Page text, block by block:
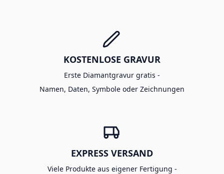
KOSTENLOSE GRAVUR
Erste Diamantgravur gratis -
Namen, Daten, Symbole oder Zeichnungen
EXPRESS VERSAND
Viele Produkte aus eigener Fertigung -